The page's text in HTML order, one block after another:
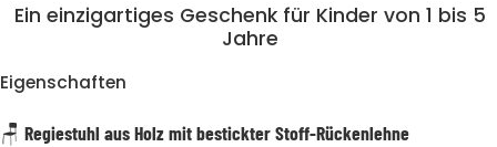
Ein einzigartiges Geschenk für Kinder von 1 bis 5
Jahre
Eigenschaften
🪑 Regiestuhl aus Holz mit bestickter Stoff-Rückenlehne